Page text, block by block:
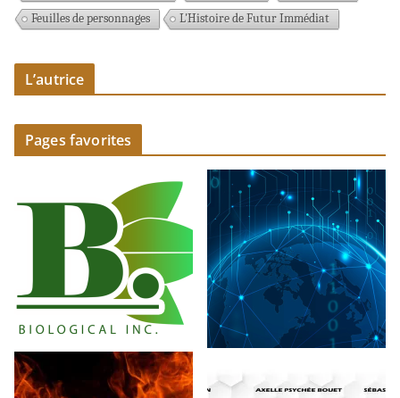
Feuilles de personnages
L'Histoire de Futur Immédiat
L’autrice
Pages favorites